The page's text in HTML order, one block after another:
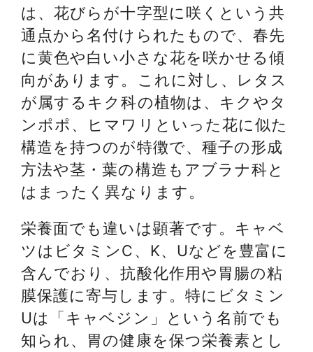
は、花びらが十字型に咲くという共
通点から名付けられたもので、春先
に黄色や白い小さな花を咲かせる傾
向があります。これに対し、レタス
が属するキク科の植物は、キクやタ
ンポポ、ヒマワリといった花に似た
構造を持つのが特徴で、種子の形成
方法や茎・葉の構造もアブラナ科と
はまったく異なります。
栄養面でも違いは顕著です。キャベ
ツはビタミンC、K、Uなどを豊富に
含んでおり、抗酸化作用や胃腸の粘
膜保護に寄与します。特にビタミン
Uは「キャベジン」という名前でも
知られ、胃の健康を保つ栄養素とし